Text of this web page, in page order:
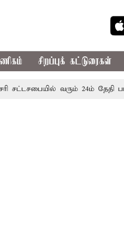
சிறப்புக் கட்டுரைகள்
வரும் 24ம் தேதி பட்ஜெட்